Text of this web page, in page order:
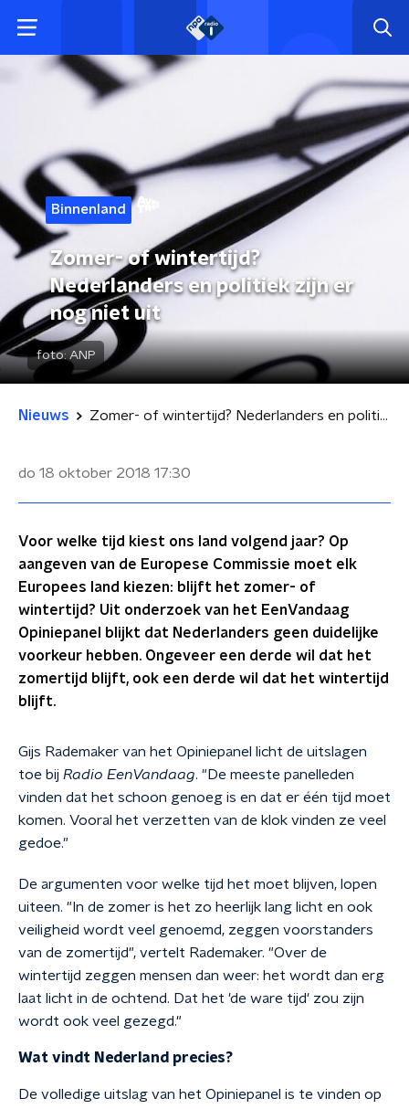
Binnenland
Zomer- of wintertijd?
Nederlanders en politiek zijn er
nog niet uit
foto: ANP
Nieuws Zomer- of wintertijd? Nederlanders en politiek zijn er nog niet uit
do 18 oktober 2018 17:30
Voor welke tijd kiest ons land volgend jaar? Op
aangeven van de Europese Commissie moet elk
Europees land kiezen: blijft het zomer- of
wintertijd? Uit onderzoek van het EenVandaag
Opiniepanel blijkt dat Nederlanders geen duidelijke
voorkeur hebben. Ongeveer een derde wil dat het
zomertijd blijft, ook een derde wil dat het wintertijd
blijft.
Gijs Rademaker van het Opiniepanel licht de uitslagen
toe bij Radio EenVandaag. "De meeste panelleden
vinden dat het schoon genoeg is en dat er één tijd moet
komen. Vooral het verzetten van de klok vinden ze veel
gedoe."
De argumenten voor welke tijd het moet blijven, lopen
uiteen. "In de zomer is het zo heerlijk lang licht en ook
veiligheid wordt veel genoemd, zeggen voorstanders
van de zomertijd", vertelt Rademaker. "Over de
wintertijd zeggen mensen dan weer: het wordt dan erg
laat licht in de ochtend. Dat het 'de ware tijd' zou zijn
wordt ook veel gezegd."
Wat vindt Nederland precies?
De volledige uitslag van het Opiniepanel is te vinden op